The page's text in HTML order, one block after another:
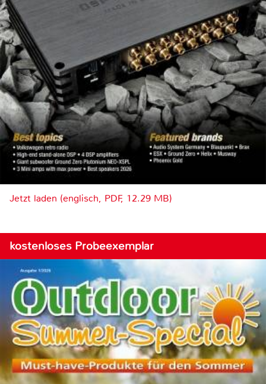
Jetzt laden (englisch, PDF, 12.29 MB)
kostenloses Probeexemplar